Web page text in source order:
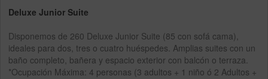
Deluxe Junior Suite
Disponemos de 260 Deluxe Junior Suite (85 con sofá cama),
ideales para dos, tres o cuatro huéspedes. Amplias suites con un
baño completo, bañera y espacio exterior con balcón o terraza.
*Ocupación Máxima: 4 personas (3 adultos + 1 niño ó 2 Adultos +